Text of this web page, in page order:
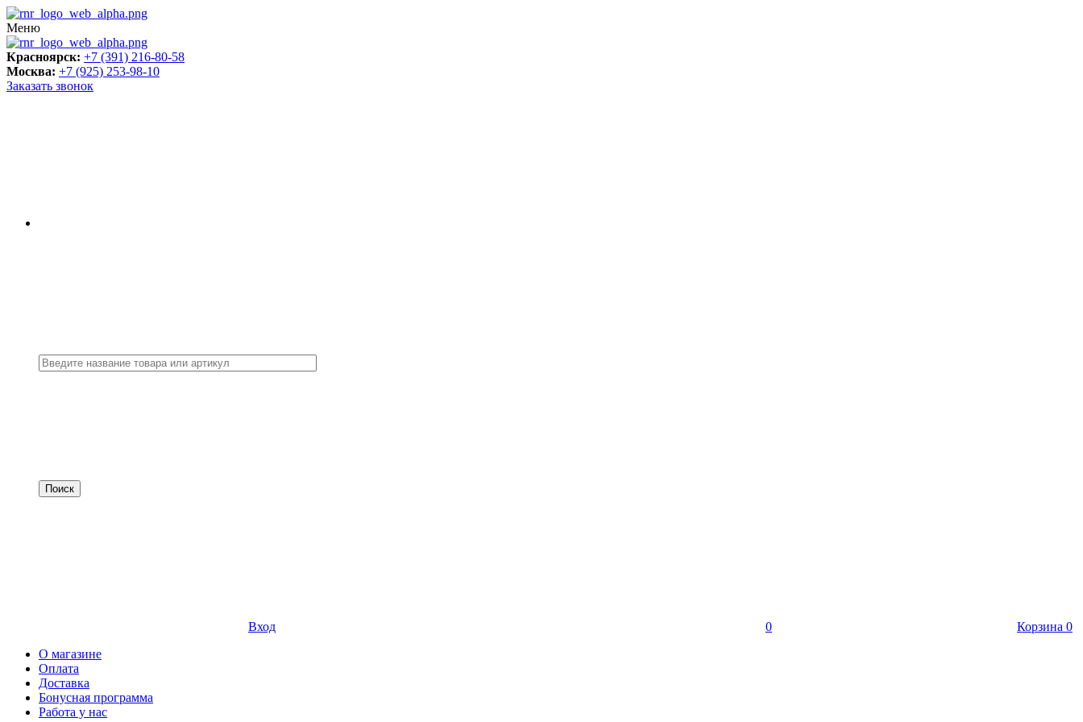
Меню
Красноярск: +7 (391) 216-80-58
Москва: +7 (925) 253-98-10
Заказать звонок
Вход 0 Корзина 0
О магазине
Оплата
Доставка
Бонусная программа
Работа у нас